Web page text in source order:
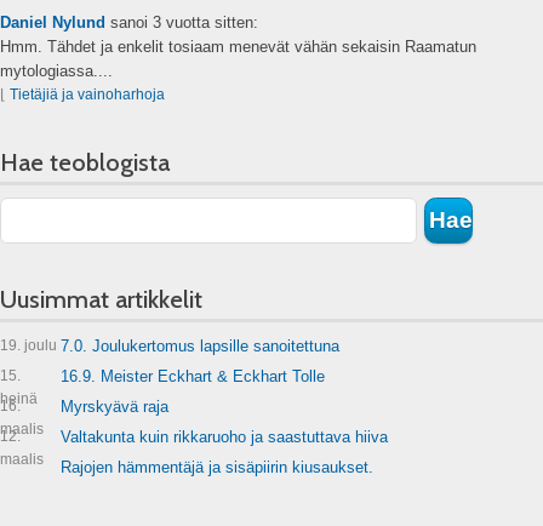
Daniel Nylund sanoi 3 vuotta sitten:
Hmm. Tähdet ja enkelit tosiaam menevät vähän sekaisin Raamatun
mytologiassa....
Tietäjiä ja vainoharhoja
Hae teoblogista
Uusimmat artikkelit
19. joulu 7.0. Joulukertomus lapsille sanoitettuna
15.
heinä
16.9. Meister Eckhart & Eckhart Tolle
16.
maalis
Myrskyävä raja
12.
maalis
Valtakunta kuin rikkaruoho ja saastuttava hiiva
Rajojen hämmentäjä ja sisäpiirin kiusaukset.